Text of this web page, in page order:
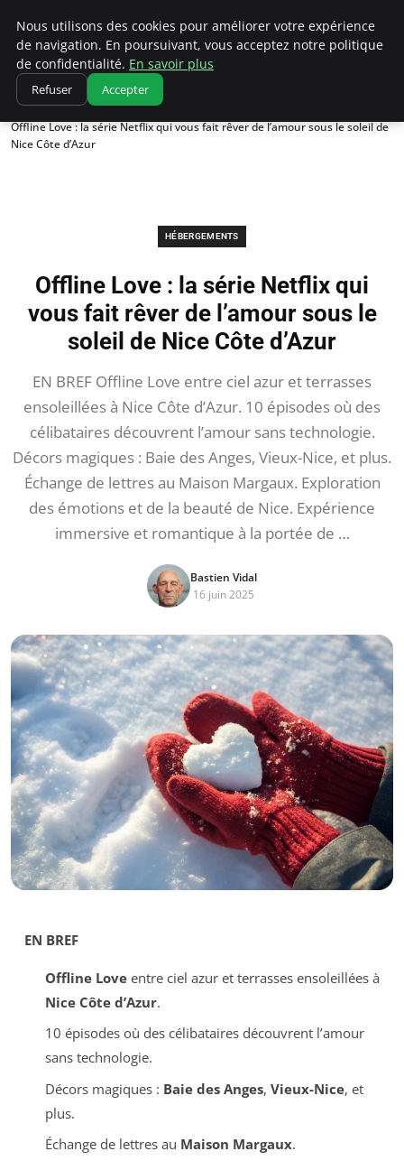
Correze Co
Accueil
Hébergements
Offline Love : la série Netflix qui vous fait rêver de l’amour sous le soleil de
Nice Côte d’Azur
HÉBERGEMENTS
Offline Love : la série Netflix qui
vous fait rêver de l’amour sous le
soleil de Nice Côte d’Azur
EN BREF Offline Love entre ciel azur et terrasses
ensoleillées à Nice Côte d’Azur. 10 épisodes où des
célibataires découvrent l’amour sans technologie.
Décors magiques : Baie des Anges, Vieux-Nice, et plus.
Échange de lettres au Maison Margaux. Exploration
des émotions et de la beauté de Nice. Expérience
immersive et romantique à la portée de …
Bastien Vidal
16 juin 2025
EN BREF
Offline Loveentre ciel azur et terrasses ensoleillées à
Nice Côte d’Azur.
10 épisodes où des célibataires découvrent l’amour
sans technologie.
Décors magiques : Baie des Anges, Vieux-Nice, et
plus.
Échange de lettres au Maison Margaux.
Nous utilisons des cookies pour améliorer votre expérience
de navigation. En poursuivant, vous acceptez notre politique
de confidentialité. En savoir plus
Refuser Accepter